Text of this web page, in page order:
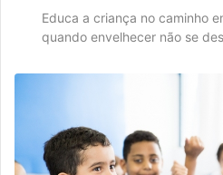
Educa a criança no caminho
quando envelhecer não se